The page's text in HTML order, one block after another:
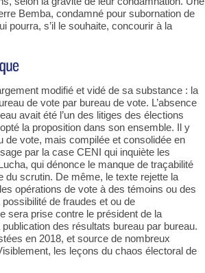
Bemba, condamné pour subornation de
pourra, s’il le souhaite, concourir à la
modifié et vidé de sa substance : la
de vote par bureau de vote. L’absence
avait été l’un des litiges des élections
la proposition dans son ensemble. Il y
de vote, mais compilée et consolidée en
par la case CENI qui inquiète les
qui dénonce le manque de traçabilité
du scrutin. De même, le texte rejette la
opérations de vote à des témoins ou des
de fraudes et ou de
sera prise contre le président de la
des résultats bureau par bureau.
en 2018, et source de nombreux
les leçons du chaos électoral de